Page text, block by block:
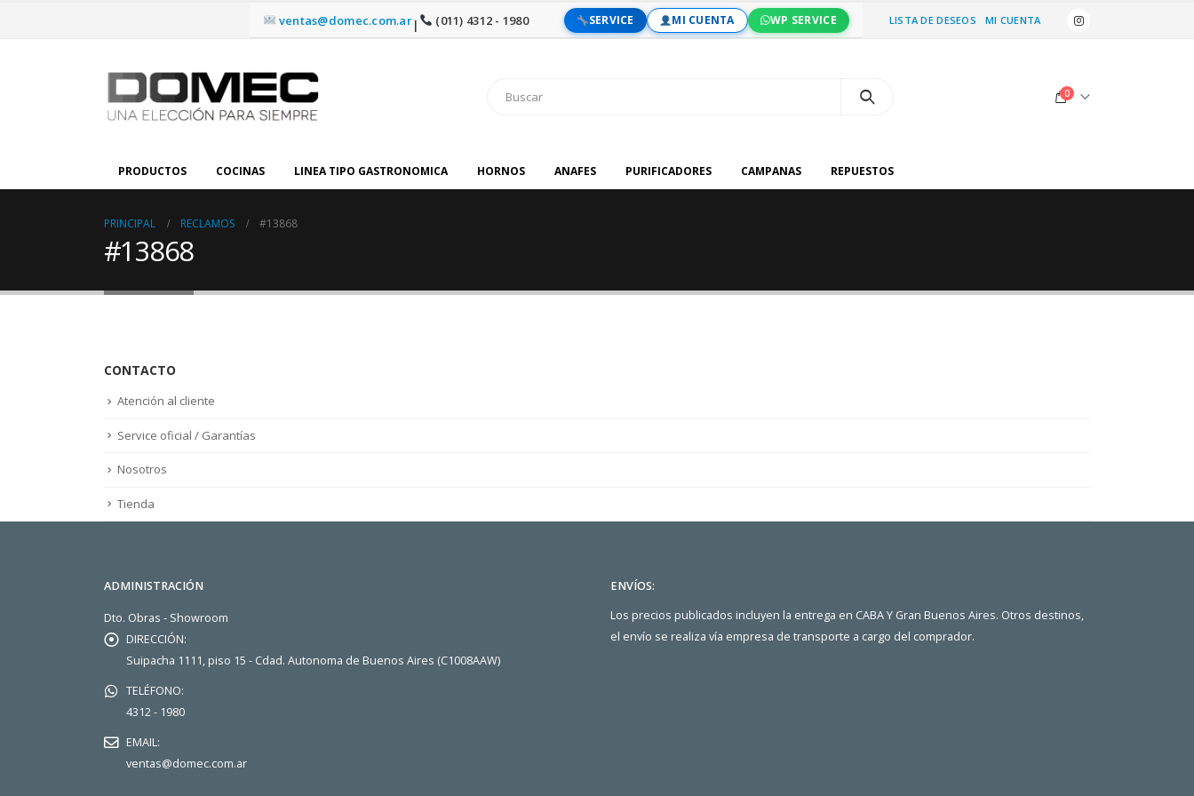
ventas@domec.com.ar| (011) 4312 - 1980 SERVICE MI CUENTA WP SERVICE LISTA DE DESEOS MI CUENTA
0
PRODUCTOS COCINAS LINEA TIPO GASTRONOMICA HORNOS ANAFES PURIFICADORES CAMPANAS REPUESTOS
PRINCIPAL RECLAMOS #13868
#13868
CONTACTO
Atención al cliente
Service oficial / Garantías
Nosotros
Tienda
ADMINISTRACIÓN
Dto. Obras - Showroom
DIRECCIÓN:
Suipacha 1111, piso 15 - Cdad. Autonoma de Buenos Aires (C1008AAW)
TELÉFONO:
4312 - 1980
EMAIL:
ventas@domec.com.ar
ENVÍOS:
Los precios publicados incluyen la entrega en CABA Y Gran Buenos Aires. Otros destinos,
el envío se realiza vía empresa de transporte a cargo del comprador.